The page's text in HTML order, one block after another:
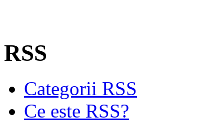
RSS
Categorii RSS
Ce este RSS?